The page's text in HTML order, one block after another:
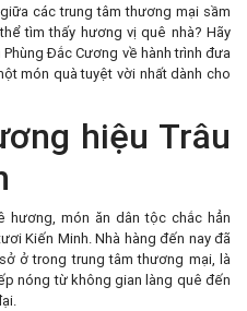
các trung tâm thương mại sầm
tìm thấy hương vị quê nhà? Hãy
Đắc Cương về hành trình đưa
món quà tuyệt vời nhất dành cho
hiệu Trâu
hương, món ăn dân tộc chắc hẳn
Kiến Minh. Nhà hàng đến nay đã
ở trong trung tâm thương mại, là
nóng từ không gian làng quê đến